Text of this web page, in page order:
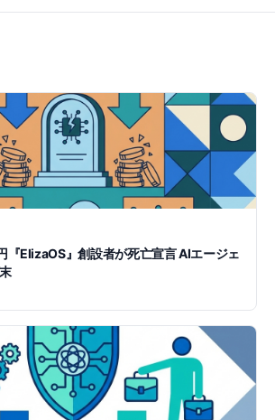
ElizaOS』創設者が死亡宣言 AIエージェ